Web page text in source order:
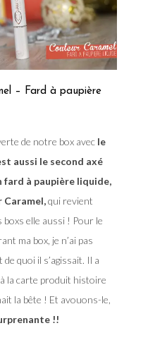
– Fard à paupière
de notre box avec le
aussi le second axé
fard à paupière liquide,
Caramel,qui revient
elle aussi ! Pour le
ma box, je n’ai pas
quoi il s’agissait. Il a
la carte produit histoire
la bête ! Et avouons-le,
!!